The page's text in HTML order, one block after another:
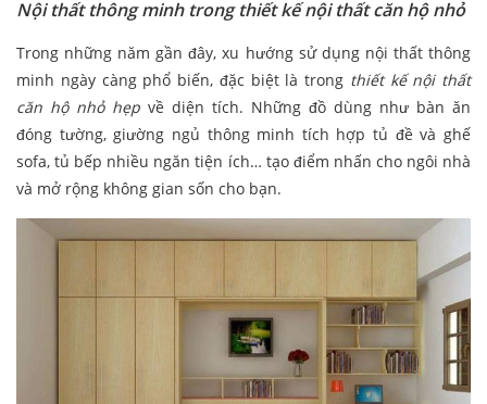
Nội thất thông minh trong thiết kế nội thất căn hộ nhỏ
Trong những năm gần đây, xu hướng sử dụng nội thất thông
minh ngày càng phổ biến, đặc biệt là trong thiết kế nội thất
căn hộ nhỏ hẹp về diện tích. Những đồ dùng như bàn ăn
đóng tường, giường ngủ thông minh tích hợp tủ đề và ghế
sofa, tủ bếp nhiều ngăn tiện ích… tạo điểm nhấn cho ngôi nhà
và mở rộng không gian sốn cho bạn.